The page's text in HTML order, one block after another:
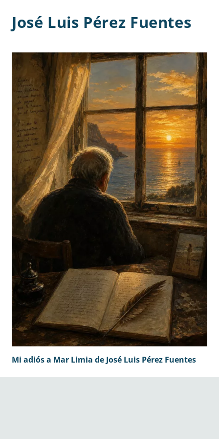
José Luis Pérez Fuentes
Mi adiós a Mar Limia de José Luis Pérez Fuentes